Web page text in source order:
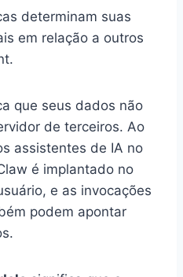
determinam suas
em relação a outros
que seus dados não
de terceiros. Ao
assistentes de IA no
é implantado no
e as invocações
podem apontar